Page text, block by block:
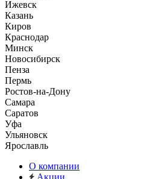
Ижевск
Казань
Киров
Краснодар
Минск
Новосибирск
Пенза
Пермь
Ростов-на-Дону
Самара
Саратов
Уфа
Ульяновск
Ярославль
О компании
Акции